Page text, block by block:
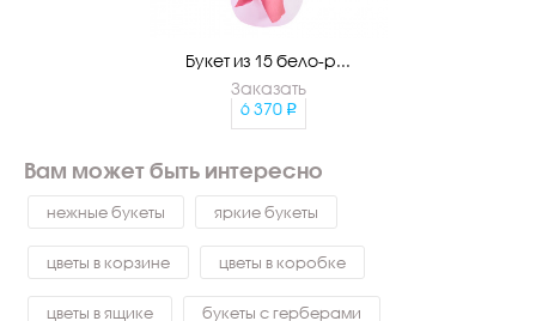
Букет из 15 бело-р...
Заказать
6 370
Вам может быть интересно
нежные букеты яркие букеты
цветы в корзине цветы в коробке
цветы в ящике букеты с герберами